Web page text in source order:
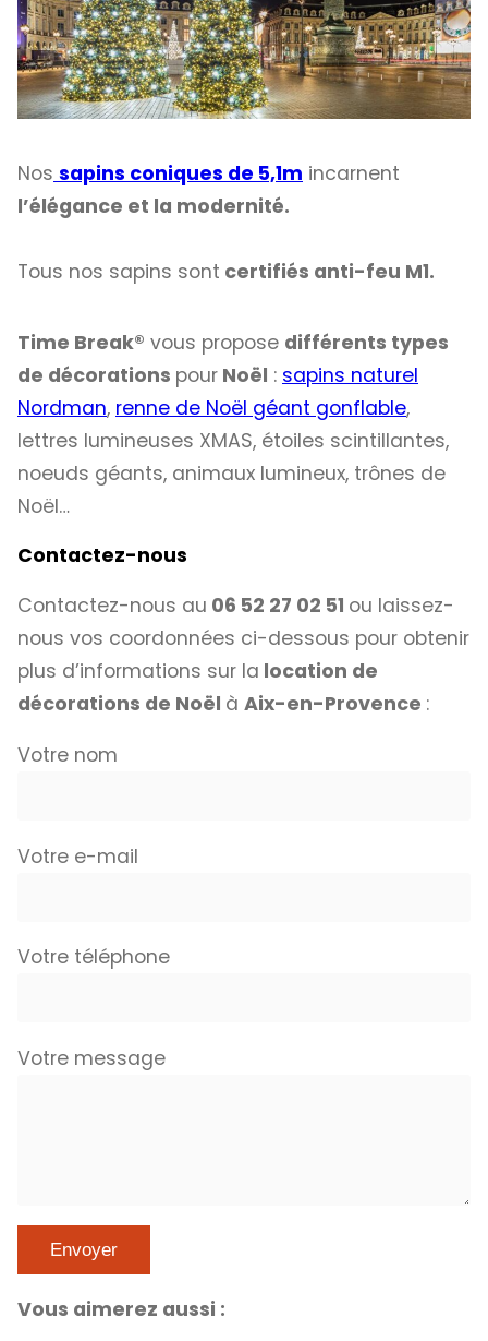
Nos sapins coniques de 5,1m incarnent
l’élégance et la modernité.
Tous nos sapins sont certifiés anti-feu M1.
Time Break® vous propose différents types
de décorations pour Noël : sapins naturel
Nordman, renne de Noël géant gonflable,
lettres lumineuses XMAS, étoiles scintillantes,
noeuds géants, animaux lumineux, trônes de
Noël…
Contactez-nous
Contactez-nous au 06 52 27 02 51 ou laissez-
nous vos coordonnées ci-dessous pour obtenir
plus d’informations sur la location de
décorations de Noël à Aix-en-Provence :
Votre nom
Votre e-mail
Votre téléphone
Votre message
Vous aimerez aussi :